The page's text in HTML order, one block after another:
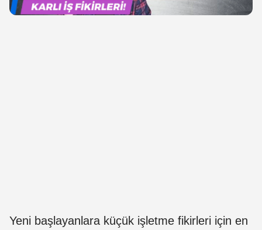
Yeni başlayanlara küçük işletme fikirleri için en